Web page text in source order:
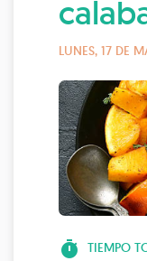
LUNES, 17 DE
timer TIEMPO